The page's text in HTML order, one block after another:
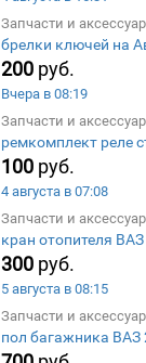
Запчасти и
брелки ключей на
200 руб.
Вчера в 08:19
Запчасти и
ремкомплект реле
100 руб.
4 августа в 07:08
Запчасти и
кран отопителя
300 руб.
5 августа в 08:15
Запчасти и
пол багажника ВАЗ